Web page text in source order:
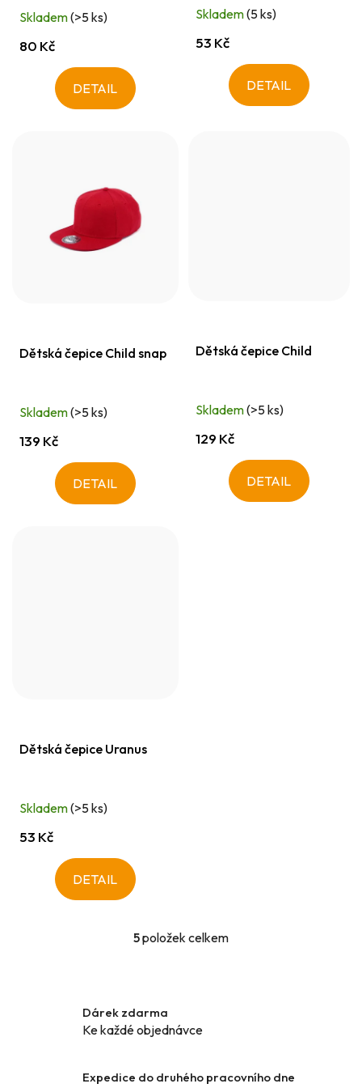
ů
Skladem(>5 ks)
80 Kč
DETAIL
Skladem(5 ks)
53 Kč
DETAIL
Dětská čepice Child snap
Skladem(>5 ks)
139 Kč
DETAIL
Dětská čepice Child
Skladem(>5 ks)
129 Kč
DETAIL
Dětská čepice Uranus
Skladem(>5 ks)
53 Kč
DETAIL
O
a
5položek celkem
Dárek zdarma
Ke každé objednávce
Expedice do druhého pracovního dne